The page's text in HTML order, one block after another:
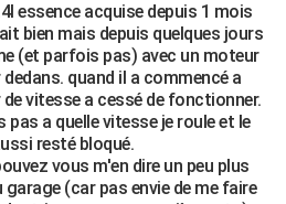
essence acquise depuis 1 mois
bien mais depuis quelques jours
(et parfois pas) avec un moteur
quand il a commencé a
vitesse a cessé de fonctionner.
pas a quelle vitesse je roule et le
resté bloqué.
vous m'en dire un peu plus
garage (car pas envie de me faire